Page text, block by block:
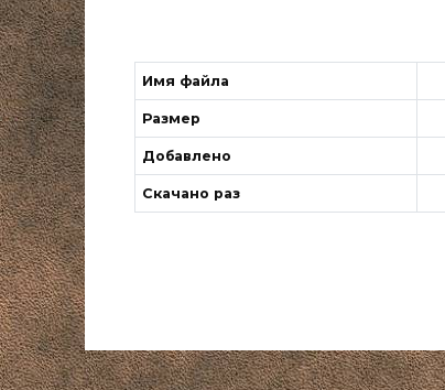
Имя файла
Размер
Добавлено
Скачано раз